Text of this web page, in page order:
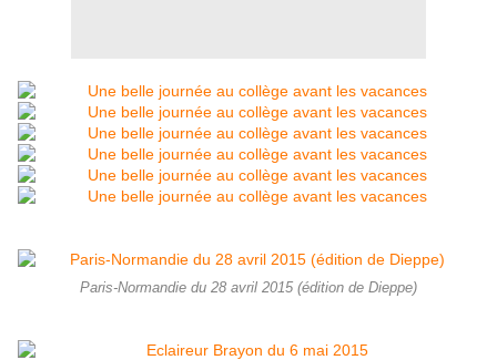
Paris-Normandie du 28 avril 2015 (édition de Dieppe)